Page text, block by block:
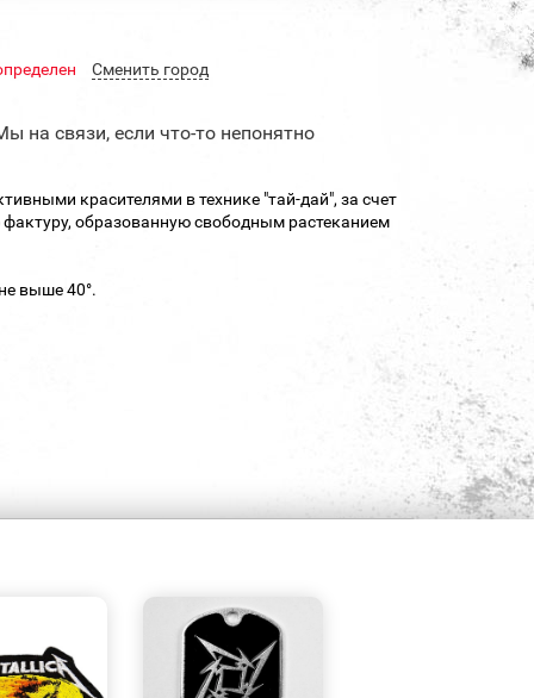
Cменить город
на связи, если что-то непонятно
красителями в технике "тай-дай", за счет
образованную свободным растеканием
выше 40°.